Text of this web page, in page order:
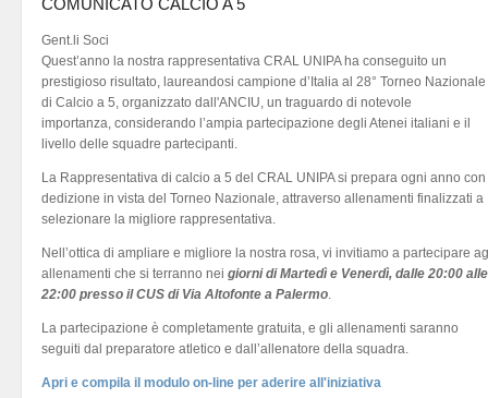
COMUNICATO CALCIO A 5
Gent.li Soci
Quest’anno la nostra rappresentativa CRAL UNIPA ha conseguito un
prestigioso risultato, laureandosi campione d’Italia al 28° Torneo Nazionale
di Calcio a 5, organizzato dall'ANCIU, un traguardo di notevole
importanza, considerando l’ampia partecipazione degli Atenei italiani e il
livello delle squadre partecipanti.
La Rappresentativa di calcio a 5 del CRAL UNIPA si prepara ogni anno con
dedizione in vista del Torneo Nazionale, attraverso allenamenti finalizzati a
selezionare la migliore rappresentativa.
Nell’ottica di ampliare e migliore la nostra rosa, vi invitiamo a partecipare
allenamenti che si terranno nei giorni di Martedì e Venerdì, dalle 20:00 alle
22:00 presso il CUS di Via Altofonte a Palermo.
La partecipazione è completamente gratuita, e gli allenamenti saranno
seguiti dal preparatore atletico e dall’allenatore della squadra.
Apri e compila il modulo on-line per aderire all'iniziativa